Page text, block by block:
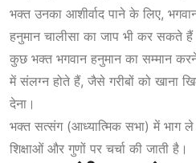
भक्त उनका आशीर्वाद पाने के लिए,
हनुमान चालीसा का जाप भी कर सकते
कुछ भक्त भगवान हनुमान का सम्मान
में संलग्न होते हैं, जैसे गरीबों को खाना
देना।
भक्त सत्संग (आध्यात्मिक सभा) में भाग
शिक्षाओं और गुणों पर चर्चा की जाती है।